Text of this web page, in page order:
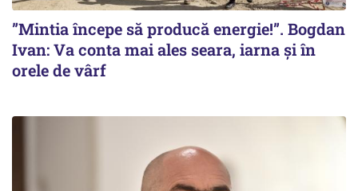
”Mintia începe să producă energie!”. Bogdan
Ivan: Va conta mai ales seara, iarna și în
orele de vârf